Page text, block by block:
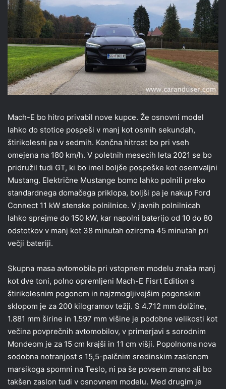
Mach-E bo hitro privabil nove kupce. Že osnovni model
lahko do stotice pospeši v manj kot osmih sekundah,
štirikolesni pa v sedmih. Končna hitrost bo pri vseh
omejena na 180 km/h. V poletnih mesecih leta 2021 se bo
pridružil tudi GT, ki bo imel boljše pospeške kot osemvaljni
Mustang. Električne Mustange bomo lahko polnili preko
standardnega domačega priklopa, boljši pa je nakup Ford
Connect 11 kW stenske polnilnice. V javnih polnilnicah
lahko sprejme do 150 kW, kar napolni baterijo od 10 do 80
odstotkov v manj kot 38 minutah oziroma 45 minutah pri
večji bateriji.
Skupna masa avtomobila pri vstopnem modelu znaša manj
kot dve toni, polno opremljeni Mach-E Fisrt Edition s
štirikolesnim pogonom in najzmogljivejšim pogonskim
sklopom je za 200 kilogramov težji. S 4.712 mm dolžine,
1.881 mm širine in 1.597 mm višine je podobne velikosti kot
večina povprečnih avtomobilov, v primerjavi s sorodnim
Mondeom je za 15 cm krajši in 11 cm višji. Popolnoma nova
sodobna notranjost s 15,5-palčnim sredinskim zaslonom
marsikoga spomni na Teslo, ni pa še povsem znano ali bo
takšen zaslon tudi v osnovnem modelu. Med drugim je